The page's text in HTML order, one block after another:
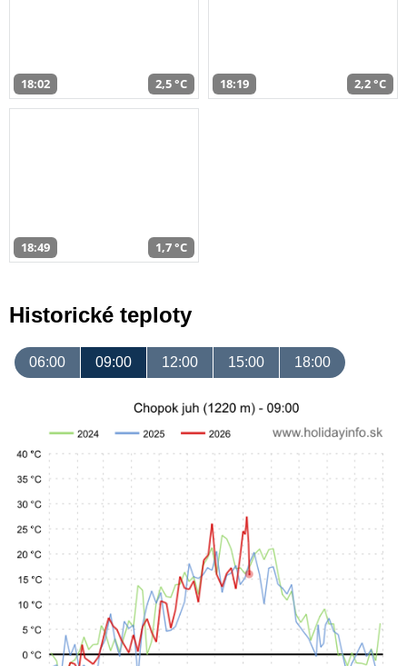
18:02 2,5 °C 18:19 2,2 °C
18:49 1,7 °C
Historické teploty
06:00 09:00 12:00 15:00 18:00